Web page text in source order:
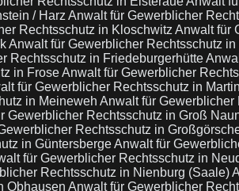
/ Harz Anwalt für Gewerblicher
Rechtsschutz in Kloschwitz Anwalt für
Anwalt für Gewerblicher Rechtsschutz
Rechtsschutz in Friedeburgerhütte
in FroseAnwalt für Gewerblicher
für Gewerblicher Rechtsschutz in
in Meineweh Anwalt für
Gewerblicher Rechtsschutz in Groß
Rechtsschutz in
in GüntersbergeAnwalt für
für Gewerblicher Rechtsschutz in
Rechtsschutz in Nienburg (Saale)
Obhausen Anwalt für Gewerblicher